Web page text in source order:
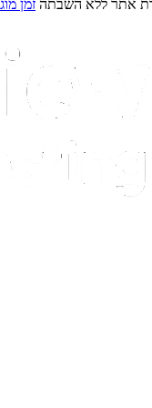
אתר ללא השבתה זמן